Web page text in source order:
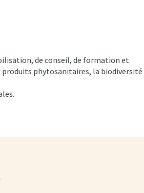
de conseil, de formation et
phytosanitaires, la biodiversité